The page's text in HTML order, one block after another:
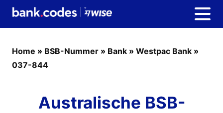
Home » BSB-Nummer » Bank » Westpac Bank »
037-844
Australische BSB-